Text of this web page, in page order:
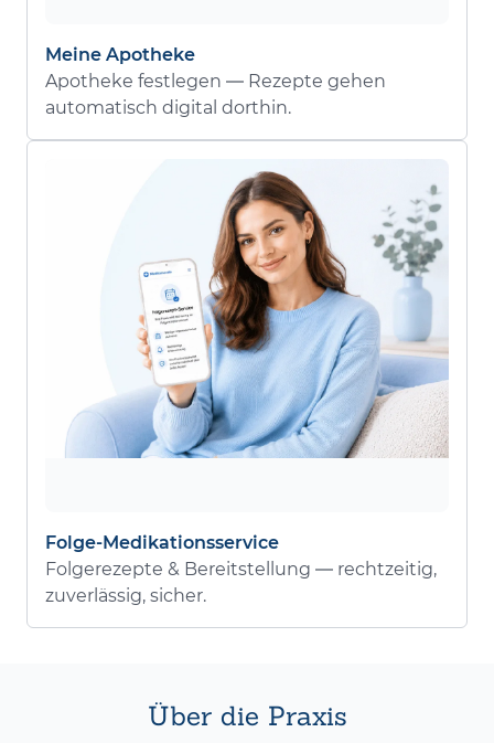
Meine Apotheke
Apotheke festlegen — Rezepte gehen
automatisch digital dorthin.
Folge-Medikationsservice
Folgerezepte & Bereitstellung — rechtzeitig,
zuverlässig, sicher.
Über die Praxis